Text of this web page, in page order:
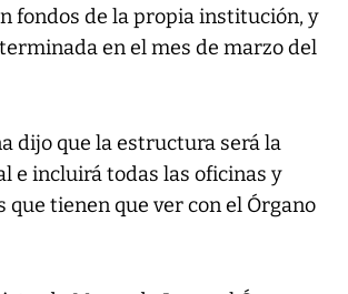
fondos de la propia institución, y
en el mes de marzo del
dijo que la estructura será la
e incluirá todas las oficinas y
que tienen que ver con el Órgano